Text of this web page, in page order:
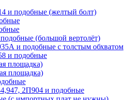
и подобные (желтый болт)
(большой вертолёт)
и подобные с толстым обхватом
и подобные
площадка)
площадка)
2П904 и подобные